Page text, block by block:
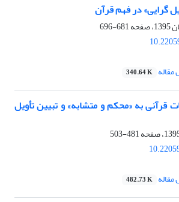
گرایی» در فهم قرآن
681-696
340.64 K
قرآنى به «محکم و متشابه» و تبیین تأویل
481-503
482.73 K